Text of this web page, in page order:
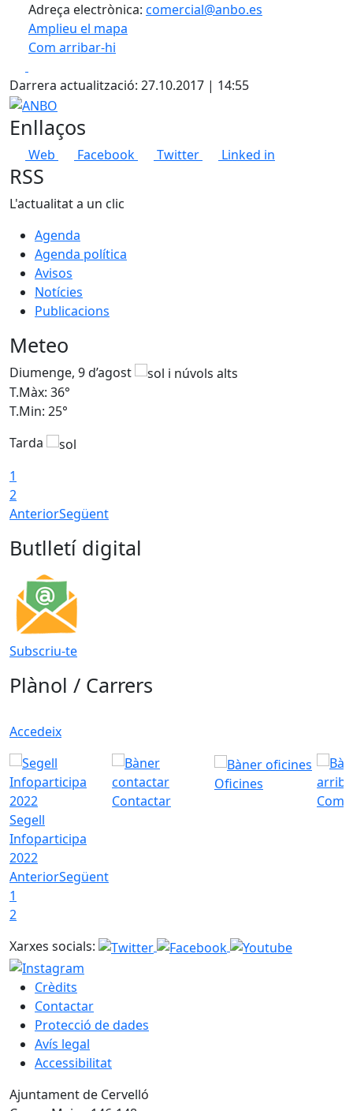
Adreça electrònica: comercial@anbo.es
Amplieu el mapa
Com arribar-hi
+
−
Darrera actualització: 27.10.2017 | 14:55
ANBO
Enllaços
Web Facebook Twitter Linked in
RSS
L'actualitat a un clic
Agenda
Agenda política
Avisos
Notícies
Publicacions
Meteo
Diumenge, 9 d’agost
T.Màx: 36°
T.Min: 25°
Tarda
1
2
AnteriorSegüent
Butlletí digital
Subscriu-te
Plànol / Carrers
Accedeix
Segell
Infoparticipa
2022
Contactar
Oficines
Com
AnteriorSegüent
1
2
Xarxes socials:
Crèdits
Contactar
Protecció de dades
Avís legal
Accessibilitat
Ajuntament de Cervelló